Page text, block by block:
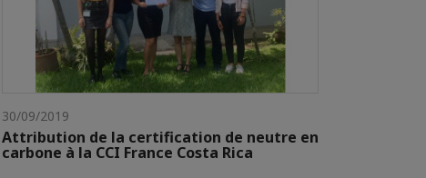
30/09/2019
Attribution de la certification de neutre en
carbone à la CCI France Costa Rica